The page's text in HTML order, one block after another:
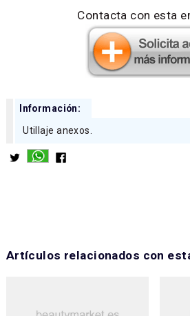
Contacta con esta
Información:
Utillaje anexos.
Artículos relacionados con